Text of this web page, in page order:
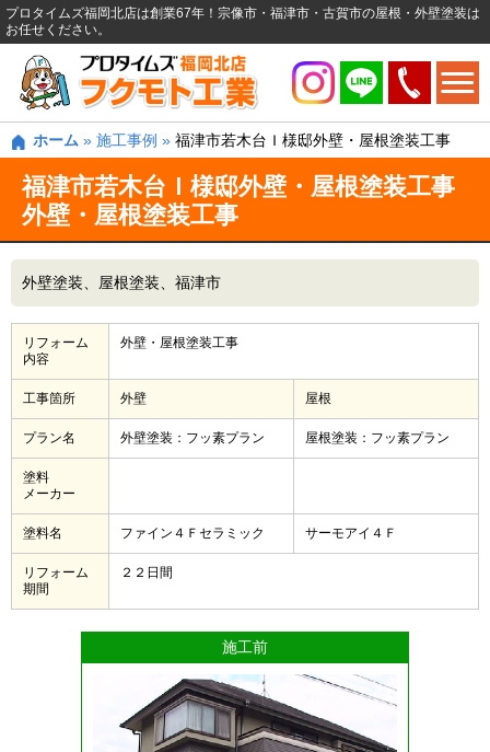
プロタイムズ福岡北店は創業67年！宗像市・福津市・古賀市の屋根・外壁塗装は
お任せください。
ホーム » 施工事例 » 福津市若木台Ｉ様邸外壁・屋根塗装工事
福津市若木台Ｉ様邸外壁・屋根塗装工事
外壁・屋根塗装工事
外壁塗装 屋根塗装 福津市
リフォーム
内容
外壁・屋根塗装工事
工事箇所 外壁 屋根
プラン名 外壁塗装：フッ素プラン 屋根塗装：フッ素プラン
塗料
メーカー
塗料名 ファイン４Ｆセラミック サーモアイ４Ｆ
リフォーム
期間
２２日間
施工前